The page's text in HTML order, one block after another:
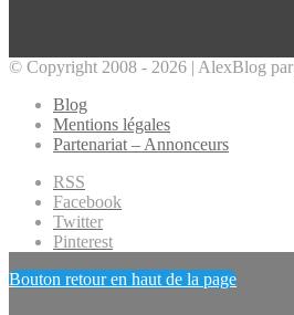
© Copyright 2008 - 2026 | AlexBlog par
Blog
Mentions légales
Partenariat – Annonceurs
RSS
Facebook
Twitter
Pinterest
Bouton retour en haut de la page